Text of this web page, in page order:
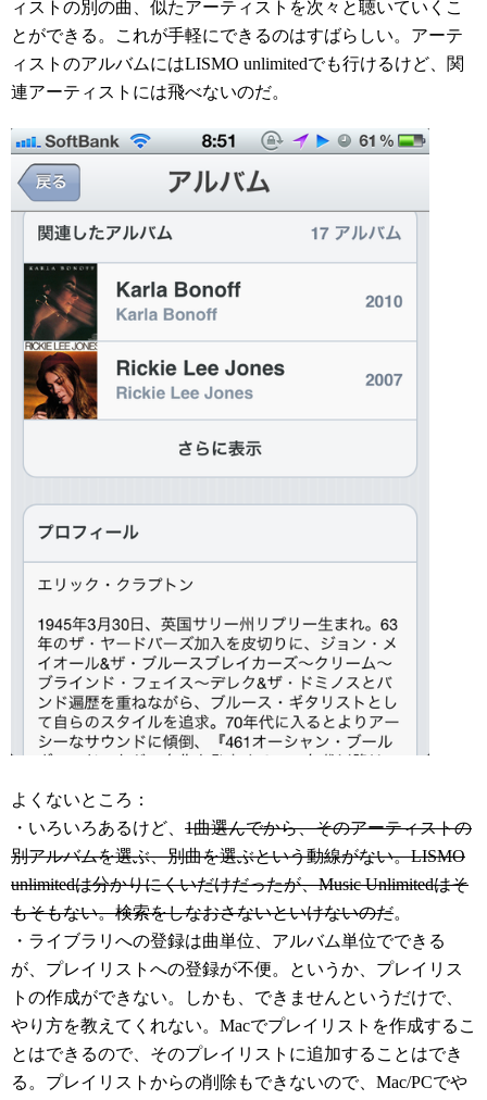
ィストの別の曲、似たアーティストを次々と聴いていくこ
とができる。これが手軽にできるのはすばらしい。アーテ
ィストのアルバムにはLISMO unlimitedでも行けるけど、関
連アーティストには飛べないのだ。
よくないところ：
・いろいろあるけど、 1曲選んでから、そのアーティストの
別アルバムを選ぶ、別曲を選ぶという動線がない。LISMO
unlimitedは分かりにくいだけだったが、Music Unlimitedはそ
もそもない。検索をしなおさないといけないのだ。
・ライブラリへの登録は曲単位、アルバム単位でできる
が、プレイリストへの登録が不便。というか、プレイリス
トの作成ができない。しかも、できませんというだけで、
やり方を教えてくれない。Macでプレイリストを作成するこ
とはできるので、そのプレイリストに追加することはでき
る。プレイリストからの削除もできないので、Mac/PCでや